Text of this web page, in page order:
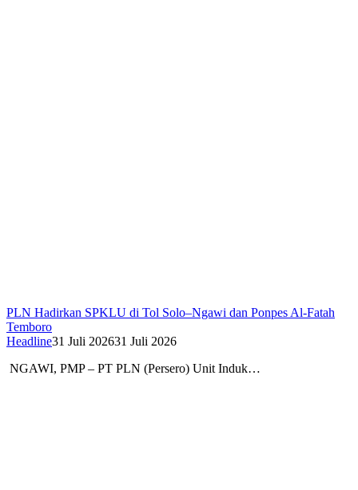
PLN Hadirkan SPKLU di Tol Solo–Ngawi dan Ponpes Al-Fatah
Temboro
Headline31 Juli 202631 Juli 2026
NGAWI, PMP – PT PLN (Persero) Unit Induk…